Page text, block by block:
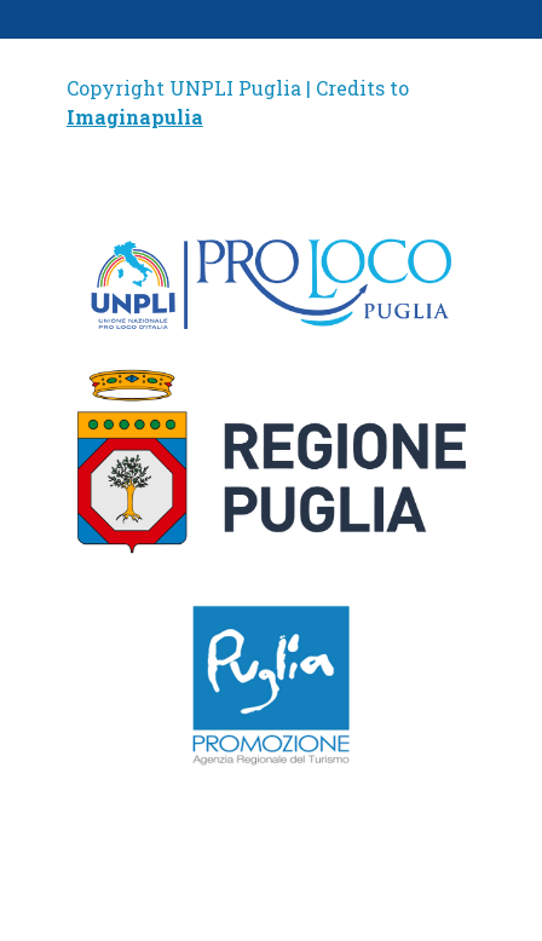
Copyright UNPLI Puglia | Credits to
Imaginapulia